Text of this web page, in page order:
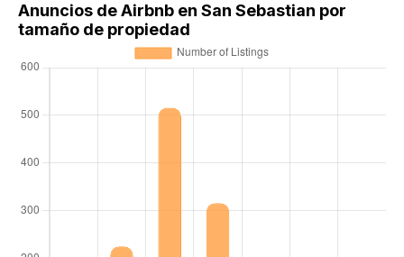
Anuncios de Airbnb en San Sebastian por
tamaño de propiedad